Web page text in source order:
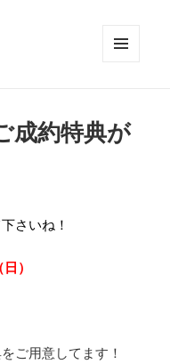
成約特典が
さいね！
）
ご用意してます！